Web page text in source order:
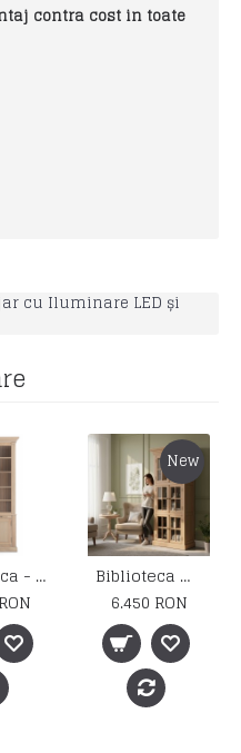
contra cost in toate
cu Iluminare LED și
Biblioteca - MC 61
New
Biblioteca MC 285
6.450 RON